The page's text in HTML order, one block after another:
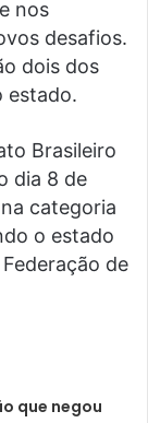
nos
desafios.
dois dos
estado.
Brasileiro
dia 8 de
categoria
o estado
de
que negou